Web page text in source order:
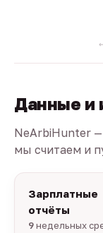
Данные и
NeArbiHunter
мы считаем и
Зарплатные
отчёты
9недельных